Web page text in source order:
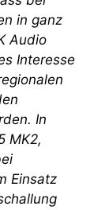
in ganz
Audio
Interesse
In
MK2,
Einsatz